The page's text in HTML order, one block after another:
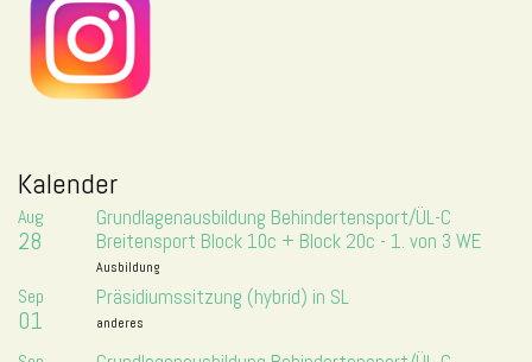
Kalender
Aug
28
Grundlagenausbildung Behindertensport/ÜL-C
Breitensport Block 10c + Block 20c - 1. von 3 WE
Ausbildung
Sep
01
Präsidiumssitzung (hybrid) in SL
anderes